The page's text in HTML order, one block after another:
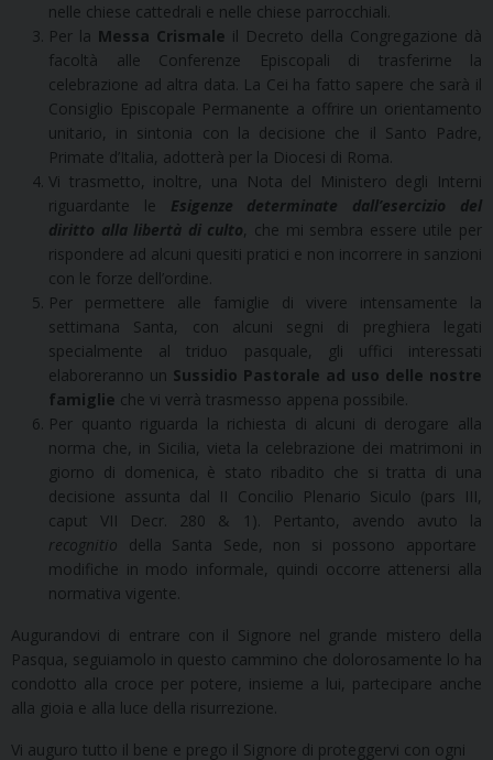
nelle chiese cattedrali e nelle chiese parrocchiali.
Per la Messa Crismale il Decreto della Congregazione dà
facoltà alle Conferenze Episcopali di trasferirne la
celebrazione ad altra data. La Cei ha fatto sapere che sarà il
Consiglio Episcopale Permanente a offrire un orientamento
unitario, in sintonia con la decisione che il Santo Padre,
Primate d’Italia, adotterà per la Diocesi di Roma.
Vi trasmetto, inoltre, una Nota del Ministero degli Interni
riguardante le Esigenze determinate dall’esercizio del
diritto alla libertà di culto, che mi sembra essere utile per
rispondere ad alcuni quesiti pratici e non incorrere in sanzioni
con le forze dell’ordine.
Per permettere alle famiglie di vivere intensamente la
settimana Santa, con alcuni segni di preghiera legati
specialmente al triduo pasquale, gli uffici interessati
elaboreranno un Sussidio Pastorale ad uso delle nostre
famiglie che vi verrà trasmesso appena possibile.
Per quanto riguarda la richiesta di alcuni di derogare alla
norma che, in Sicilia, vieta la celebrazione dei matrimoni in
giorno di domenica, è stato ribadito che si tratta di una
decisione assunta dal II Concilio Plenario Siculo (pars III,
caput VII Decr. 280 & 1). Pertanto, avendo avuto la
recognitio della Santa Sede, non si possono apportare
modifiche in modo informale, quindi occorre attenersi alla
normativa vigente.
Augurandovi di entrare con il Signore nel grande mistero della
Pasqua, seguiamolo in questo cammino che dolorosamente lo ha
condotto alla croce per potere, insieme a lui, partecipare anche
alla gioia e alla luce della risurrezione.
Vi auguro tutto il bene e prego il Signore di proteggervi con ogni